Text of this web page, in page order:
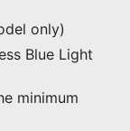
only)
Blue Light
minimum